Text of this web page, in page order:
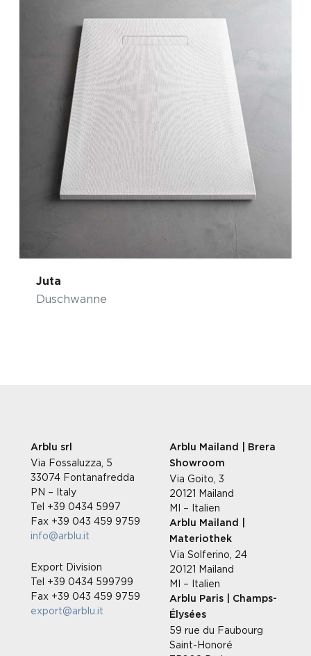
Juta
Duschwanne
Arblu srl
Via Fossaluzza, 5
33074 Fontanafredda
PN – Italy
Tel +39 0434 5997
Fax +39 043 459 9759
info@arblu.it
Export Division
Tel +39 0434 599799
Fax +39 043 459 9759
export@arblu.it
Arblu Mailand | Brera
Showroom
Via Goito, 3
20121 Mailand
MI – Italien
Arblu Mailand |
Materiothek
Via Solferino, 24
20121 Mailand
MI – Italien
Arblu Paris | Champs-
Élysées
59 rue du Faubourg
Saint-Honoré